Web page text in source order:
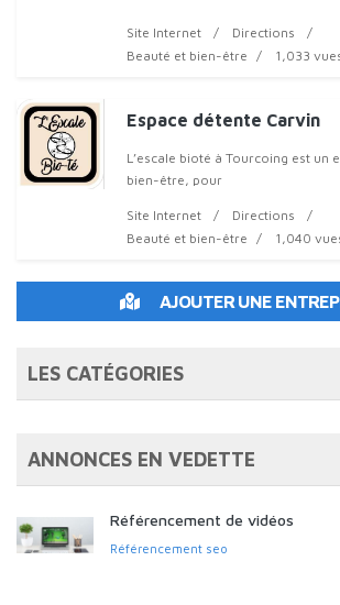
Site Internet
Directions
Beauté et bien-être
1,033
Espace détente Carvin
L’escale bioté à Tourcoing est un
bien-être, pour
Site Internet
Directions
Beauté et bien-être
1,040
AJOUTER UNE
LES CATÉGORIES
ANNONCES EN VEDETTE
Référencement de vidéos
Référencement seo